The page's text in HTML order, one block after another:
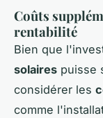
Coûts
rentabilité
Bien que
solaires puisse
considérer les
comme